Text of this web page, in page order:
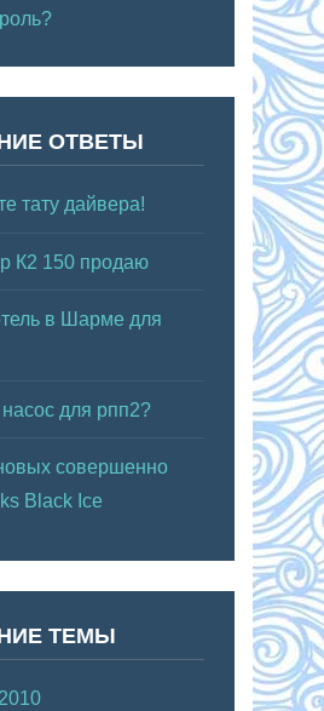
ОТВЕТЫ
тату дайвера!
К2 150 продаю
в Шарме для
насос для рпп2?
совершенно
Black Ice
ТЕМЫ